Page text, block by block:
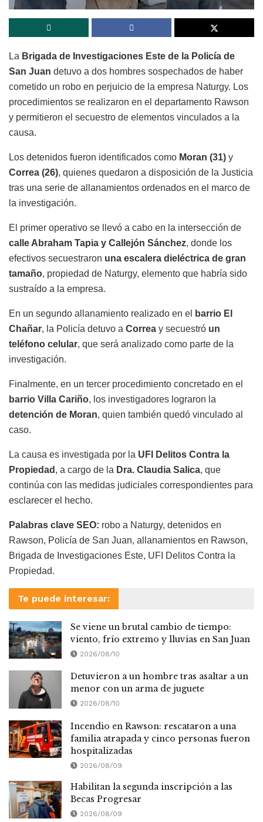
La Brigada de Investigaciones Este de la Policía de
San Juan detuvo a dos hombres sospechados de haber
cometido un robo en perjuicio de la empresa Naturgy. Los
procedimientos se realizaron en el departamento Rawson
y permitieron el secuestro de elementos vinculados a la
causa.
Los detenidos fueron identificados como Moran (31) y
Correa (26), quienes quedaron a disposición de la Justicia
tras una serie de allanamientos ordenados en el marco de
la investigación.
El primer operativo se llevó a cabo en la intersección de
calle Abraham Tapia y Callejón Sánchez, donde los
efectivos secuestraron una escalera dieléctrica de gran
tamaño, propiedad de Naturgy, elemento que habría sido
sustraído a la empresa.
En un segundo allanamiento realizado en el
barrio El
Chañar, la Policía detuvo a Correa y secuestró un
teléfono celular, que será analizado como parte de la
investigación.
Finalmente, en un tercer procedimiento concretado en el
barrio Villa Cariño, los investigadores lograron la
detención de Moran, quien también quedó vinculado al
caso.
La causa es investigada por la UFI Delitos Contra la
Propiedad , a cargo de la Dra. Claudia Salica, que
continúa con las medidas judiciales correspondientes para
esclarecer el hecho.
Palabras clave SEO: robo a Naturgy, detenidos en
Rawson, Policía de San Juan, allanamientos en Rawson,
Brigada de Investigaciones Este, UFI Delitos Contra la
Propiedad.
Te puede interesar:
Se viene un brutal cambio de tiempo:
viento, frío extremo y lluvias en San Juan
2026/08/10
Detuvieron a un hombre tras asaltar a un
menor con un arma de juguete
2026/08/10
Incendio en Rawson: rescataron a una
familia atrapada y cinco personas fueron
hospitalizadas
2026/08/09
Habilitan la segunda inscripción a las
Becas Progresar
2026/08/09